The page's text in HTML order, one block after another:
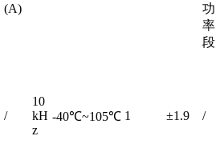
(A)
功
率
段
/
10
kH
z
-40℃~105℃ 1 ±1.9 /